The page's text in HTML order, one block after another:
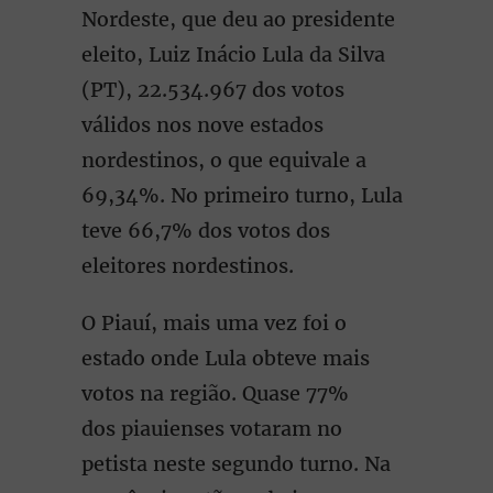
Nordeste, que deu ao presidente
eleito, Luiz Inácio Lula da Silva
(PT), 22.534.967 dos votos
válidos nos nove estados
nordestinos, o que equivale a
69,34%. No primeiro turno, Lula
teve 66,7% dos votos dos
eleitores nordestinos.
O Piauí, mais uma vez foi o
estado onde Lula obteve mais
votos na região. Quase 77%
dos piauienses votaram no
petista neste segundo turno. Na